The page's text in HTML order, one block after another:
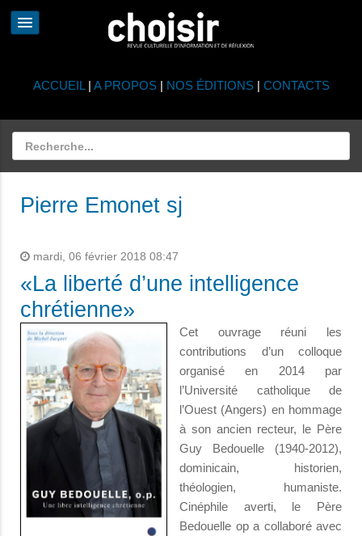
ACCUEIL | A PROPOS| NOS ÉDITIONS| CONTACTS
Pierre Emonet sj
mardi, 06 février 2018 08:47
«La liberté d’une intelligence
chrétienne»
Cet ouvrage réuni les
contributions d’un colloque
organisé en 2014 par
l’Université catholique de
l’Ouest (Angers) en hommage
à son ancien recteur, le Père
Guy Bedouelle (1940-2012),
dominicain, historien,
théologien, humaniste.
Cinéphile averti, le Père
Bedouelle op a collaboré avec